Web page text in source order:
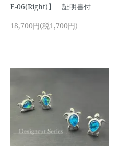
E-06(Right)】 証明書付
18,700円(税1,700円)